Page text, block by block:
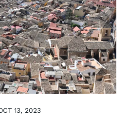
13, 2023